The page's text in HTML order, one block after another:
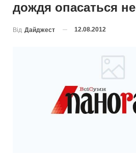
дождя опасаться
Від Дайджест 12.08.2012